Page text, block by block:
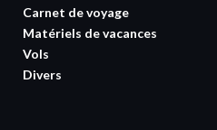
Carnet de voyage
Matériels de vacances
Vols
Divers